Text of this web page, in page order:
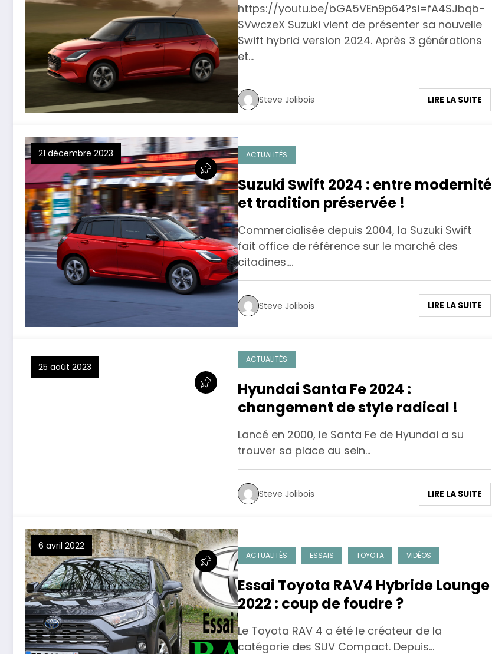
https://youtu.be/bGA5VEn9p64?si=fA4SJbqb-
SVwczeX Suzuki vient de présenter sa nouvelle
Swift hybrid version 2024. Après 3 générations
et…
Steve Jolibois LIRE LA SUITE
21 décembre 2023 ACTUALITÉS
Suzuki Swift 2024 : entre modernité
et tradition préservée !
Commercialisée depuis 2004, la Suzuki Swift
fait office de référence sur le marché des
citadines.…
Steve Jolibois LIRE LA SUITE
25 août 2023
ACTUALITÉS
Hyundai Santa Fe 2024 :
changement de style radical !
Lancé en 2000, le Santa Fe de Hyundai a su
trouver sa place au sein…
Steve Jolibois LIRE LA SUITE
6 avril 2022
ACTUALITÉS ESSAIS TOYOTA VIDÉOS
Essai Toyota RAV4 Hybride Lounge
2022 : coup de foudre ?
Le Toyota RAV 4 a été le créateur de la
catégorie des SUV Compact. Depuis…